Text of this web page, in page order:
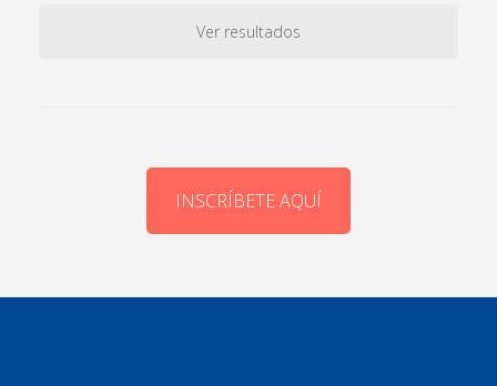
Ver resultados
INSCRÍBETE AQUÍ